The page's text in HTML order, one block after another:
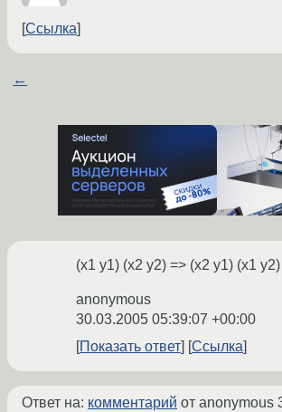
Ссылка
←
(x1 y1) (x2 y2) => (x2 y1) (x1 y2)
anonymous
30.03.2005 05:39:07 +00:00
Показать ответ
Ссылка
Ответ на: комментарий от anonymous